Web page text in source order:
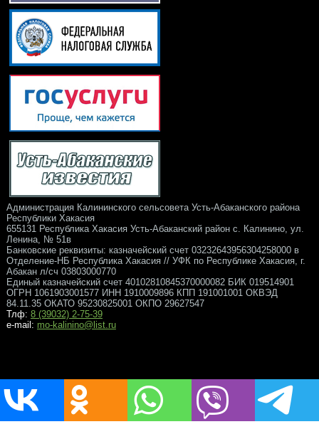
Администрация Калининского сельсовета Усть-Абаканского района
Республики Хакасия
655131 Республика Хакасия Усть-Абаканский район с. Калинино, ул.
Ленина, № 51в
Банковские реквизиты: казначейский счет 03232643956304258000 в
Отделение-НБ Республика Хакасия // УФК по Республике Хакасия, г.
Абакан л/сч 03803000770
Единый казначейский счет 40102810845370000082 БИК 019514901
ОГРН 1061903001577 ИНН 1910009896 КПП 191001001 ОКВЭД
84.11.35 ОКАТО 95230825001 ОКПО 29627547
Тлф: 8 (39032) 2-75-39
e-mail: mo-kalinino@list.ru